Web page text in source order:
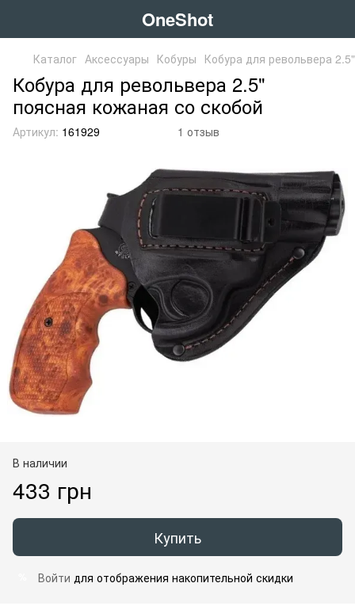
OneShot
Каталог Аксессуары Кобуры Кобура для револьвера
Кобура для револьвера 2.5"
поясная кожаная со скобой
Артикул: 161929 1 отзыв
В наличии
433 грн
Купить
Войти для отображения накопительной скидки